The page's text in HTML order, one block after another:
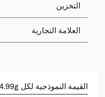
التخزين
العلامة التجارية
القيمة النموذجية لكل 34.99g